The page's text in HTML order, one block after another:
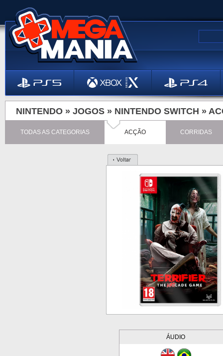
NINTENDO » JOGOS » NINTENDO SWITCH »
TODAS AS CATEGORIAS ACÇÃO CORRIDAS
ÁUDIO